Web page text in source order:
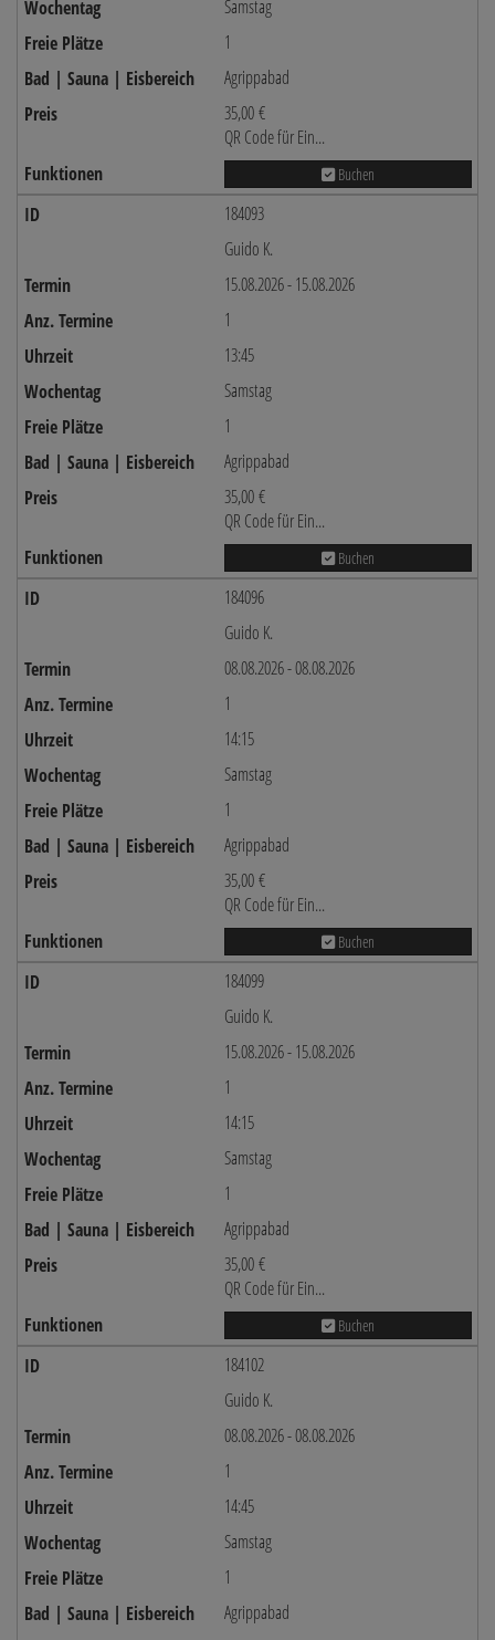
Samstag
1
Agrippabad
35,00 €
QR Code für Ein...
Buchen
184093
Guido K.
15.08.2026 - 15.08.2026
1
13:45
Samstag
1
Agrippabad
35,00 €
QR Code für Ein...
Buchen
184096
Guido K.
08.08.2026 - 08.08.2026
1
14:15
Samstag
1
Agrippabad
35,00 €
QR Code für Ein...
Buchen
184099
Guido K.
15.08.2026 - 15.08.2026
1
14:15
Samstag
1
Agrippabad
35,00 €
QR Code für Ein...
Buchen
184102
Guido K.
08.08.2026 - 08.08.2026
1
14:45
Samstag
1
Agrippabad